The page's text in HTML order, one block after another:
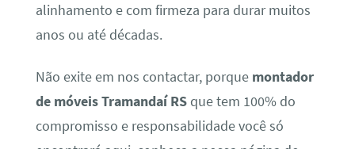
alinhamento e com firmeza para durar muitos
anos ou até décadas.
Não exite em nos contactar, porque montador
de móveis Tramandaí RSque tem 100% do
compromisso e responsabilidade você só